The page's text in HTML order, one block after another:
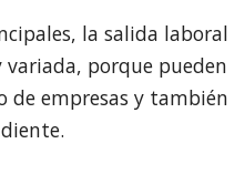
la salida laboral
variada, porque pueden
de empresas y también